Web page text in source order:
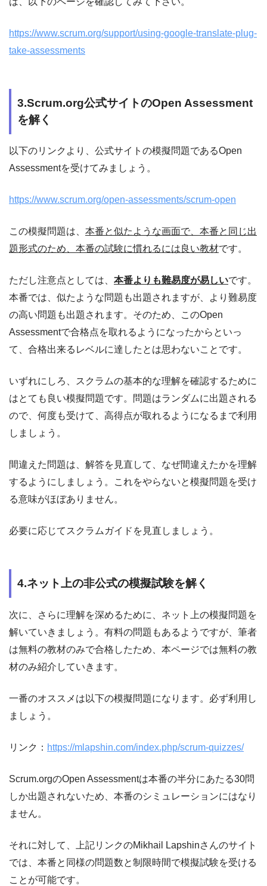
https://www.scrum.org/support/using-google-translate-plug-
take-assessments
3.Scrum.org公式サイトのOpen Assessment
を解く
以下のリンクより、公式サイトの模擬問題であるOpen
Assessmentを受けてみましょう。
https://www.scrum.org/open-assessments/scrum-open
この模擬問題は、 本番と似たような画面で、本番と同じ出
題形式のため、本番の試験に慣れるには良い教材です。
ただし注意点としては、 本番よりも難易度が易しいです。
本番では、似たような問題も出題されますが、より難易度
の高い問題も出題されます。そのため、このOpen
Assessmentで合格点を取れるようになったからといっ
て、合格出来るレベルに達したとは思わないことです。
いずれにしろ、スクラムの基本的な理解を確認するために
はとても良い模擬問題です。問題はランダムに出題される
ので、何度も受けて、高得点が取れるようになるまで利用
しましょう。
間違えた問題は、解答を見直して、なぜ間違えたかを理解
するようにしましょう。これをやらないと模擬問題を受け
る意味がほぼありません。
必要に応じてスクラムガイドを見直しましょう。
4.ネット上の非公式の模擬試験を解く
次に、さらに理解を深めるために、ネット上の模擬問題を
解いていきましょう。有料の問題もあるようですが、筆者
は無料の教材のみで合格したため、本ページでは無料の教
材のみ紹介していきます。
一番のオススメは以下の模擬問題になります。必ず利用し
ましょう。
リンク： https://mlapshin.com/index.php/scrum-quizzes/
Scrum.orgのOpen Assessmentは本番の半分にあたる30問
しか出題されないため、本番のシミュレーションにはなり
ません。
それに対して、上記リンクのMikhail Lapshinさんのサイト
では、本番と同様の問題数と制限時間で模擬試験を受ける
ことが可能です。